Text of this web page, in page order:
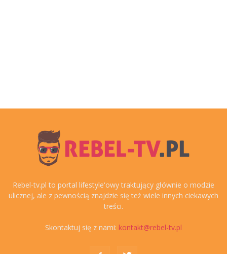
Rebel-tv.pl to portal lifestyle'owy traktujący głównie o modzie
ulicznej, ale z pewnością znajdzie się też wiele innych ciekawych
treści.
Skontaktuj się z nami: kontakt@rebel-tv.pl